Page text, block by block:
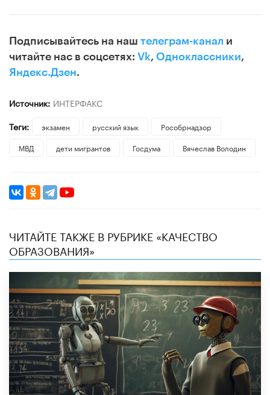
Подписывайтесь на наш телеграм-канал и
читайте нас в соцсетях: Vk, Одноклассники,
Яндекс.Дзен.
Источник: ИНТЕРФАКС
Теги:
экзамен русский язык
Рособрнадзор
МВД
дети мигрантов Госдума Вячеслав Володин
ЧИТАЙТЕ ТАКЖЕ В РУБРИКЕ «КАЧЕСТВО
ОБРАЗОВАНИЯ»